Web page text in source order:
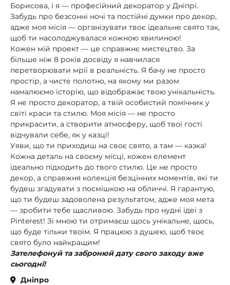
Борисова, і я — професійний декоратор у Дніпрі.
Забудь про безсонні ночі та постійні думки про декор,
адже моя місія — організувати твоє ідеальне свято так,
щоб ти насолоджувалася кожною хвилиною!
Кожен мій проект — це справжнє мистецтво. За
більше ніж 8 років досвіду я навчилася
перетворювати мрії в реальність. Я бачу не просто
простір, а чисте полотно, на якому ми разом
намалюємо історію, що відображає твою унікальність.
Я не просто декоратор, а твій особистий помічник у
світі краси та стилю. Моя місія — не просто
прикрасити, а створити атмосферу, щоб твої гості
відчували себе, як у казці!
Уяви, що ти приходиш на своє свято, а там — казка!
Кожна деталь на своєму місці, кожен елемент
ідеально підходить до твого стилю. Це не просто
декор, а справжня колекція безцінних моментів, які ти
будеш згадувати з посмішкою на обличчі. Я гарантую,
що ти будеш задоволена результатом, адже моя мета
— зробити тебе щасливою. Забудь про нудні ідеї з
Pinterest! Зі мною ти отримаєш щось унікальне, щось,
що буде тільки твоїм. Я працюю з душею, щоб твоє
свято було найкращим!
Зателефонуй та забронюй дату свого заходу вже
сьогодні!
Дніпро